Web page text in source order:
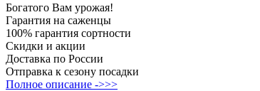
Богатого Вам урожая!
Гарантия на саженцы
100% гарантия сортности
Скидки и акции
Доставка по России
Отправка к сезону посадки
Полное описание ->>>